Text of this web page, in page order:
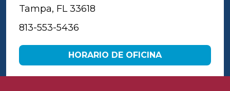
Tampa, FL 33618
813-553-5436
HORARIO DE OFICINA